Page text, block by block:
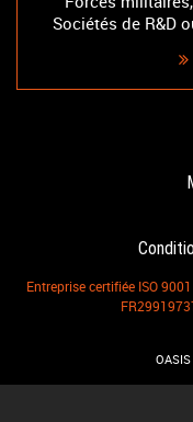
Sociétés de R&D
Entreprise certifiée ISO